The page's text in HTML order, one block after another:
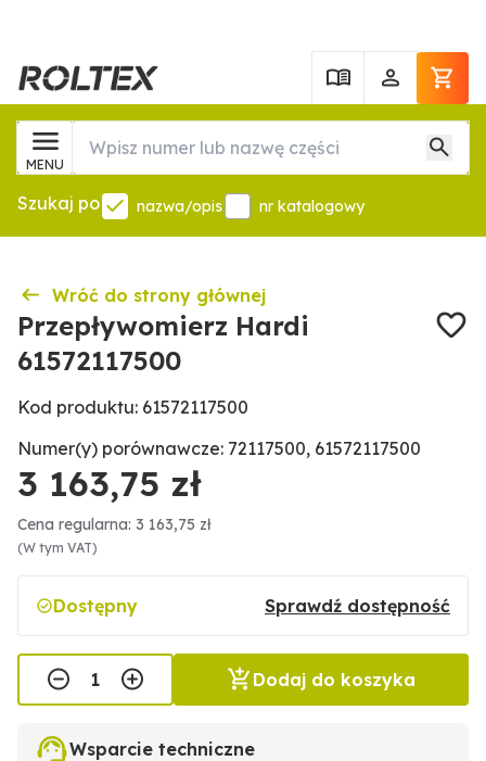
MENU
Szukaj po nazwa/opis nr katalogowy
Wróć do strony głównej
Przepływomierz Hardi
61572117500
Kod produktu: 61572117500
Numer(y) porównawcze: 72117500, 61572117500
3 163,75 zł
Cena regularna: 3 163,75 zł
(W tym VAT)
Dostępny Sprawdź dostępność
Dodaj do koszyka
Wsparcie techniczne